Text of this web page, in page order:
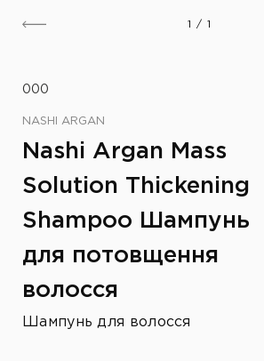
1 / 1
000
NASHI ARGAN
Nashi Argan Mass
Solution Thickening
Shampoo Шампунь
для потовщення
волосся
Шампунь для волосся